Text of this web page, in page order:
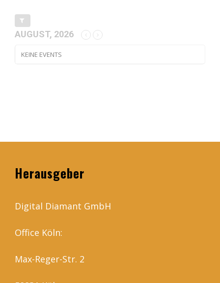
AUGUST, 2026
KEINE EVENTS
Herausgeber
Digital Diamant GmbH
Office Köln:
Max-Reger-Str. 2